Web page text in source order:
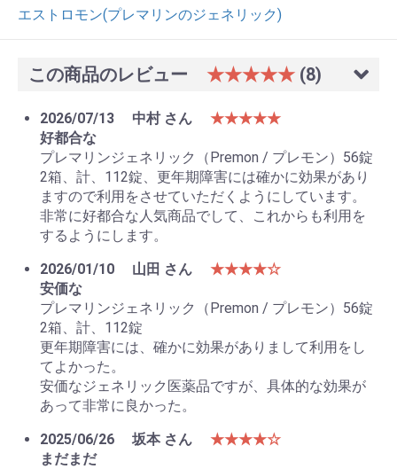
エストロモン(プレマリンのジェネリック)
この商品のレビュー ★★★★★ (8)
2026/07/13 中村 さん
★★★★★
好都合な
プレマリンジェネリック（Premon / プレモン）56錠
2箱、計、112錠、更年期障害には確かに効果があり
ますので利用をさせていただくようにしています。
非常に好都合な人気商品でして、これからも利用を
するようにします。
2026/01/10
山田 さん
★★★★☆
安価な
プレマリンジェネリック（Premon / プレモン）56錠
2箱、計、112錠
更年期障害には、確かに効果がありまして利用をし
てよかった。
安価なジェネリック医薬品ですが、具体的な効果が
あって非常に良かった。
2025/06/26
坂本 さん
★★★★☆
まだまだ